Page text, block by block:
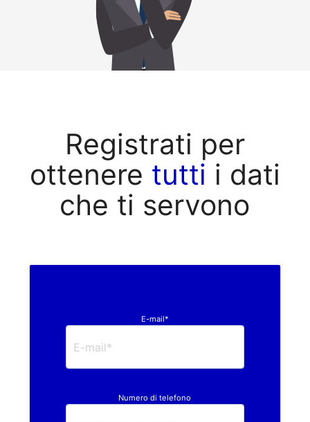
Registrati per
ottenere tutti i dati
che ti servono
E-mail*
Numero di telefono